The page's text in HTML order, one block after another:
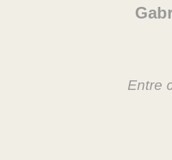
Entre